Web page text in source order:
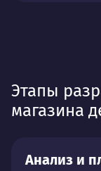
Этапы
магазина
Анализ и